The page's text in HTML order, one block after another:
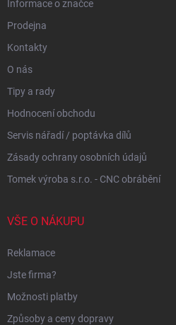
Informace o značce
Prodejna
Kontakty
O nás
Tipy a rady
Hodnocení obchodu
Servis nářadí / poptávka dílů
Zásady ochrany osobních údajů
Tomek výroba s.r.o. - CNC obrábění
VŠE O NÁKUPU
Reklamace
Jste firma?
Možnosti platby
Způsoby a ceny dopravy